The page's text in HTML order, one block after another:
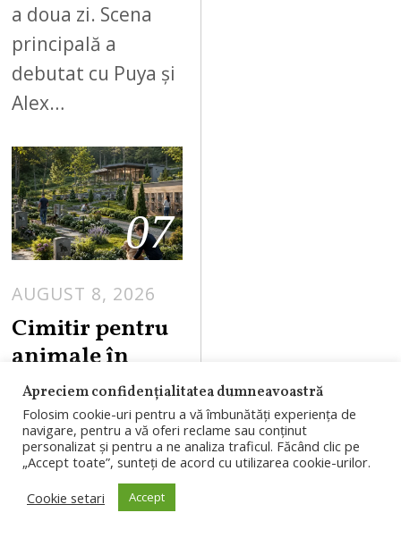
a doua zi. Scena
principală a
debutat cu Puya și
Alex…
07
AUGUST 8, 2026
Cimitir pentru
animale în
Cluj-Napoca.
Consiliul Local
a aprobat PUZ-
ul pentru
proiectul din
Apreciem confidențialitatea dumneavoastră
Folosim cookie-uri pentru a vă îmbunătăți experiența de
navigare, pentru a vă oferi reclame sau conținut
personalizat și pentru a ne analiza traficul. Făcând clic pe
„Accept toate”, sunteți de acord cu utilizarea cookie-urilor.
Cookie setari
Accept